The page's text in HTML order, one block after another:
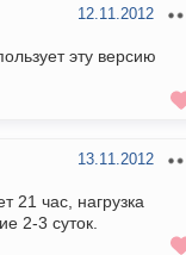
12.11.2012
эту версию
13.11.2012
21 час, нагрузка
2-3 суток.